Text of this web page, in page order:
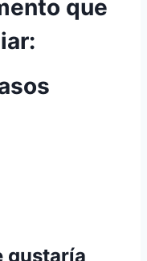
que
gustaría